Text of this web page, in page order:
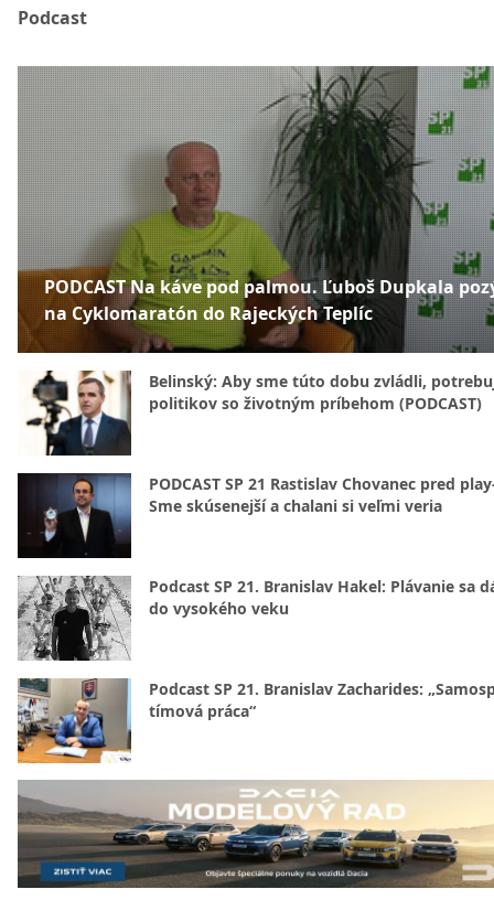
Podcast
PODCAST Na káve pod palmou. Ľuboš Dupkala
na Cyklomaratón do Rajeckých Teplíc
Belinský: Aby sme túto dobu zvládli,
politikov so životným príbehom (PODCAST)
PODCAST SP 21 Rastislav Chovanec pred
Sme skúsenejší a chalani si veľmi veria
Podcast SP 21. Branislav Hakel: Plávanie sa
do vysokého veku
Podcast SP 21. Branislav Zacharides:
tímová práca“